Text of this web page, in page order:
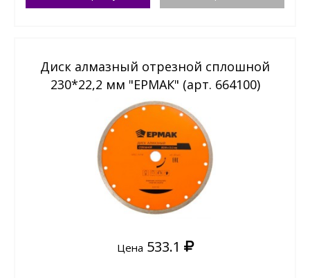
Диск алмазный отрезной сплошной
230*22,2 мм "ЕРМАК" (арт. 664100)
Цена 533.1